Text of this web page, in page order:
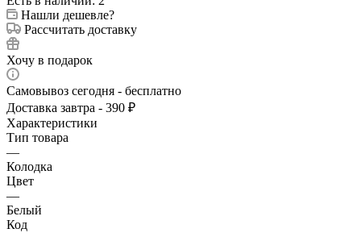
Нашли дешевле?
Рассчитать доставку
Хочу в подарок
Самовывоз сегодня - бесплатно
Доставка завтра - 390 ₽
Характеристики
Тип товара
—
Колодка
Цвет
—
Белый
Код